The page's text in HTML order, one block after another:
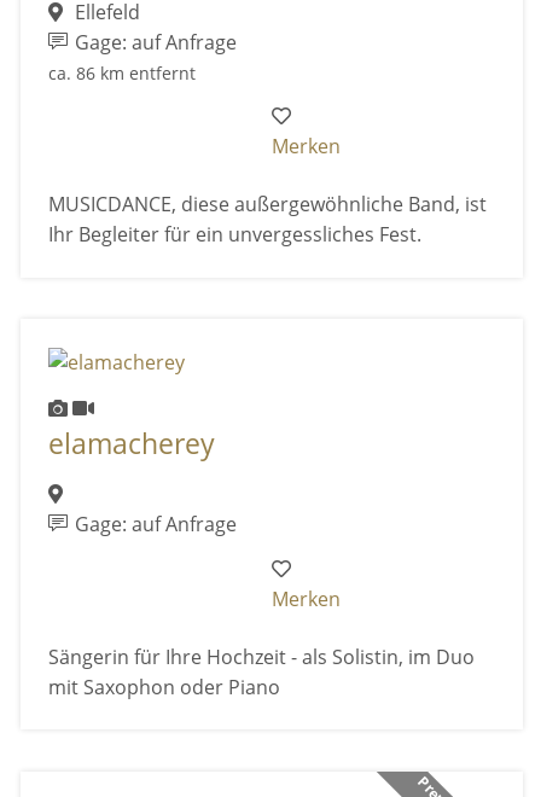
Ellefeld
Gage: auf Anfrage
ca. 86 km entfernt
Merken
MUSICDANCE, diese außergewöhnliche Band, ist
Ihr Begleiter für ein unvergessliches Fest.
elamacherey
Gage: auf Anfrage
Merken
Sängerin für Ihre Hochzeit - als Solistin, im Duo
mit Saxophon oder Piano